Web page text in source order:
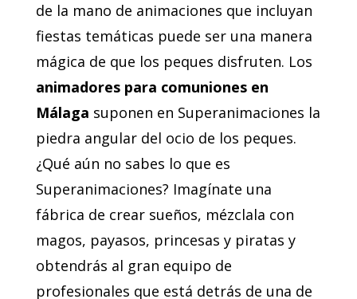
de la mano de animaciones que incluyan
fiestas temáticas puede ser una manera
mágica de que los peques disfruten. Los
animadores para comuniones en
Málaga suponen en Superanimaciones la
piedra angular del ocio de los peques.
¿Qué aún no sabes lo que es
Superanimaciones? Imagínate una
fábrica de crear sueños, mézclala con
magos, payasos, princesas y piratas y
obtendrás al gran equipo de
profesionales que está detrás de una de